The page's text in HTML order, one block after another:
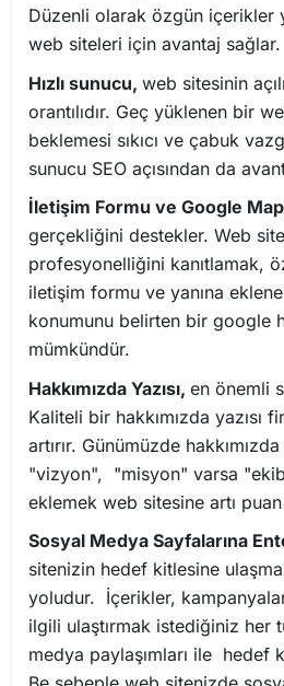
Düzenli olarak özgün içerikler
web siteleri için avantaj sağlar.
Hızlı sunucu, web sitesinin
orantılıdır. Geç yüklenen bir
beklemesi sıkıcı ve çabuk
sunucu SEO açısından da
İletişim Formu ve Google
gerçekliğini destekler. Web
profesyonelliğini kanıtlamak,
iletişim formu ve yanına
konumunu belirten bir google
mümkündür.
Hakkımızda Yazısı, en önemli
Kaliteli bir hakkımızda yazısı
artırır. Günümüzde
"vizyon", "misyon" varsa
eklemek web sitesine artı puan
Sosyal Medya Sayfalarına
sitenizin hedef kitlesine
yoludur. İçerikler,
ilgili ulaştırmak istediğiniz her
medya paylaşımları ile hedef